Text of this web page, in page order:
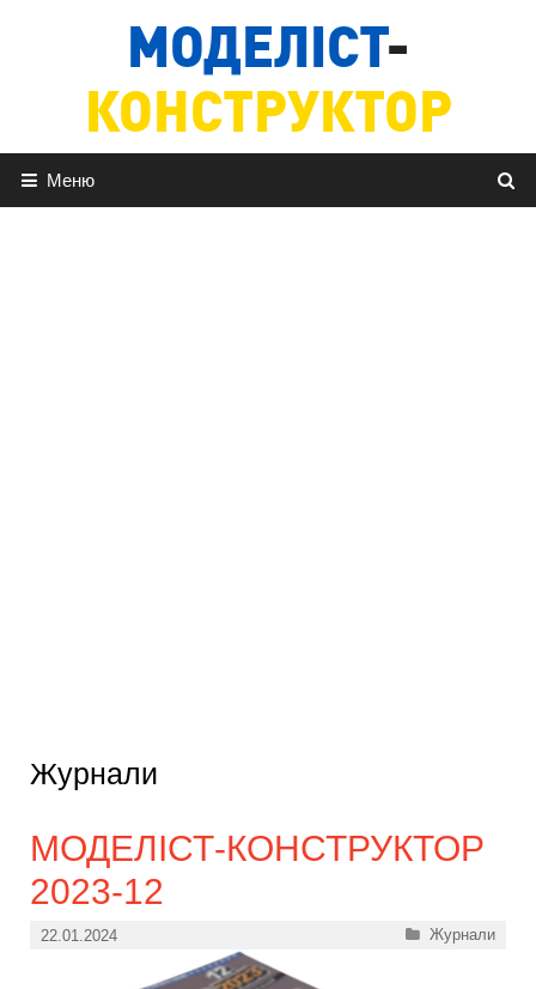
МОДЕЛІСТ-
КОНСТРУКТОР
Меню
Журнали
МОДЕЛІСТ-КОНСТРУКТОР
2023-12
22.01.2024 Категорії
Журнали